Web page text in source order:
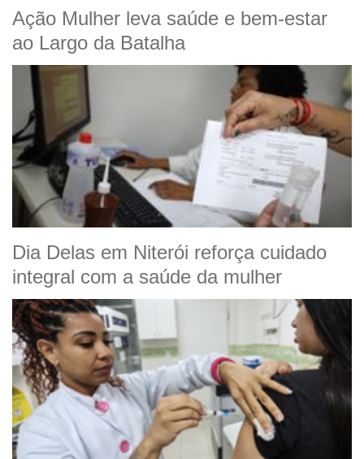
Ação Mulher leva saúde e bem-estar
ao Largo da Batalha
Dia Delas em Niterói reforça cuidado
integral com a saúde da mulher